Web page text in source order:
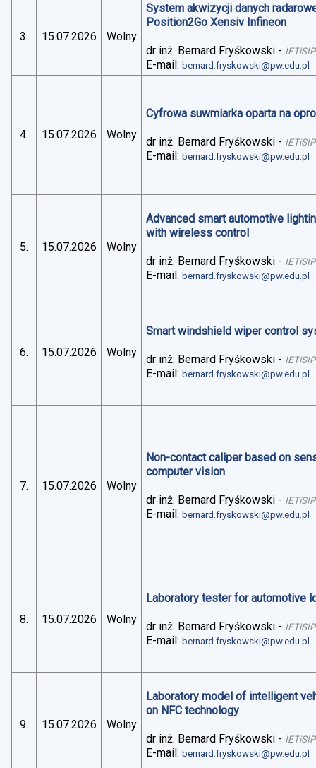
3. 15.07.2026 Wolny
System akwizycji danych
Position2Go Xensiv Infineon
dr inż. Bernard Fryśkowski - IETiSIP
E-mail:bernard.fryskowski@pw.edu.pl
4. 15.07.2026 Wolny
Cyfrowa suwmiarka oparta na
dr inż. Bernard Fryśkowski - IETiSIP
E-mail:bernard.fryskowski@pw.edu.pl
5. 15.07.2026 Wolny
Advanced smart automotive
with wireless control
dr inż. Bernard Fryśkowski - IETiSIP
E-mail:bernard.fryskowski@pw.edu.pl
6. 15.07.2026 Wolny
Smart windshield wiper control
dr inż. Bernard Fryśkowski - IETiSIP
E-mail:bernard.fryskowski@pw.edu.pl
7. 15.07.2026 Wolny
Non-contact caliper based on
computer vision
dr inż. Bernard Fryśkowski - IETiSIP
E-mail:bernard.fryskowski@pw.edu.pl
8. 15.07.2026 Wolny
Laboratory tester for automotive
dr inż. Bernard Fryśkowski - IETiSIP
E-mail:bernard.fryskowski@pw.edu.pl
9. 15.07.2026 Wolny
Laboratory model of intelligent
on NFC technology
dr inż. Bernard Fryśkowski - IETiSIP
E-mail:bernard.fryskowski@pw.edu.pl